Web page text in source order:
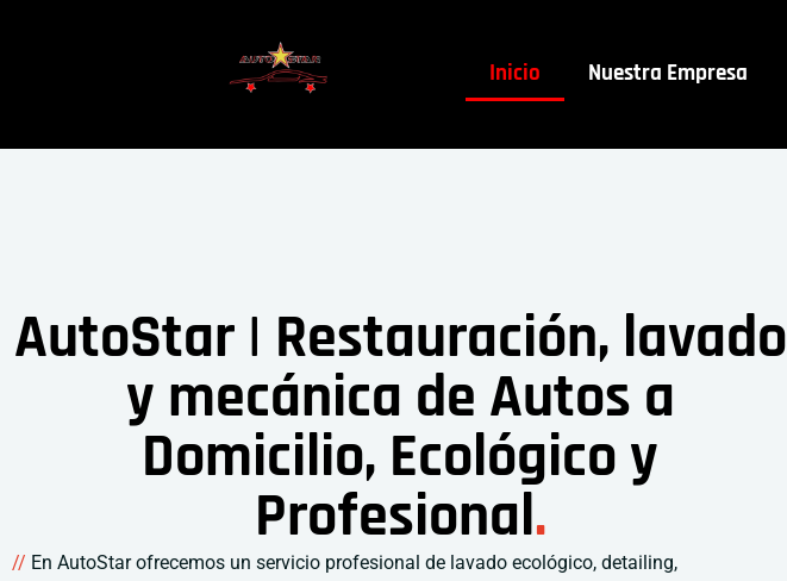
Inicio Nuestra Empresa
AutoStar | Restauración, lavado
y mecánica de Autos a
Domicilio, Ecológico y
Profesional.
// En AutoStar ofrecemos un servicio profesional de lavado ecológico, detailing,